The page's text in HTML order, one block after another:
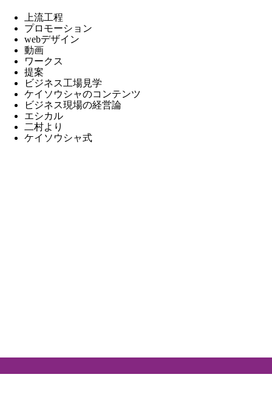
上流工程
プロモーション
webデザイン
動画
ワークス
提案
ビジネス工場見学
ケイソウシャのコンテンツ
ビジネス現場の経営論
エシカル
二村より
ケイソウシャ式